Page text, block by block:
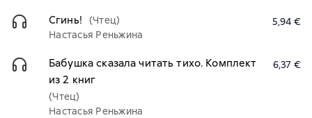
Сгинь!
(Чтец)
Настасья Реньжина
5,94 €
Бабушка сказала читать тихо. Комплект
из 2 книг
(Чтец)
Настасья Реньжина
6,37 €